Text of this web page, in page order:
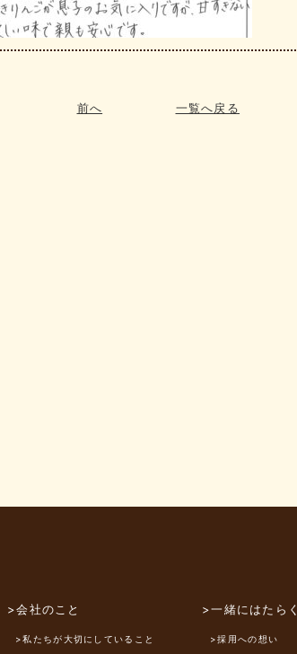
前へ 一覧へ戻る
>会社のこと
>私たちが大切にしていること
>一緒にはたらく
>採用への想い